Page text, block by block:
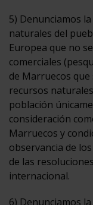
5) Denunciamos
naturales del
Europea que no
comerciales
de Marruecos
recursos
población
consideración
Marruecos y
observancia de
de las
internacional.
6) Denunciamos